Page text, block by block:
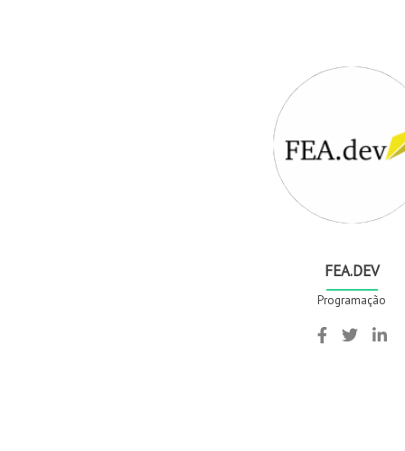
FEA.DEV
Programação